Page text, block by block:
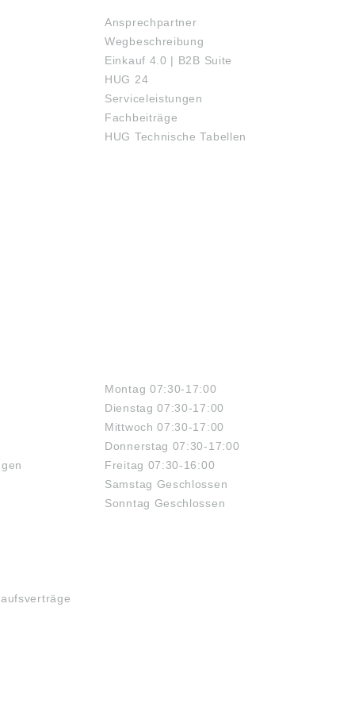
Ansprechpartner
Wegbeschreibung
Einkauf 4.0 | B2B Suite
HUG 24
Serviceleistungen
Fachbeiträge
HUG Technische Tabellen
Montag 07:30-17:00
Dienstag 07:30-17:00
Mittwoch 07:30-17:00
Donnerstag 07:30-17:00
Freitag 07:30-16:00
Samstag Geschlossen
Sonntag Geschlossen